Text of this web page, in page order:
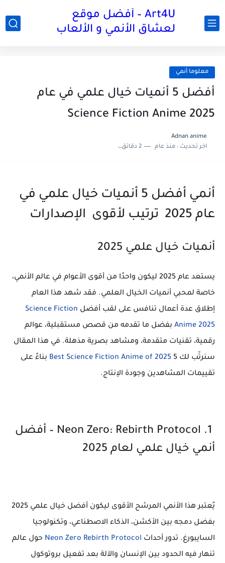
Art4U – أفضل موقع
لعشاق الأنمي و الألعاب
معلوما أنمي
أفضل 5 أنميات خيال علمي في عام
2025 Science Fiction Anime
Adnan anime
اخر تحديث :منذ عام 2 دقائق للقراءة
أنمي أفضل 5 أنميات خيال علمي في
عام 2025 ترتيب لأقوى الإصدارات
أنميات خيال علمي 2025
يستعد عام 2025 ليكون واحدًا من أقوى الأعوام في عالم الأنمي،
خاصة لمحبي أنميات الخيال العلمي. فقد شهد هذا العام
إطلاق عدة أعمال تنافس على لقب أفضل Science Fiction
Anime 2025 بفضل ما تقدمه من قصص مستقبلية، عوالم
رقمية، تقنيات متقدمة، ومشاهد بصرية مذهلة. في هذا المقال
سنرتّب لك 5
Best Science Fiction Anime of 2025 بناءً على
تقييمات المشاهدين وجودة الإنتاج.
1. Neon Zero: Rebirth Protocol – أفضل
أنمي خيال علمي لعام 2025
يُعتبر هذا الأنمي المرشح الأقوى ليكون أفضل خيال علمي 2025
بفضل دمجه بين الأكشن، الذكاء الاصطناعي، وتكنولوجيا
السايبورغ. تدور أحداث Neon Zero Rebirth Protocol حول عالم
تنهار فيه الحدود بين الإنسان والآلة بعد تفعيل بروتوكول